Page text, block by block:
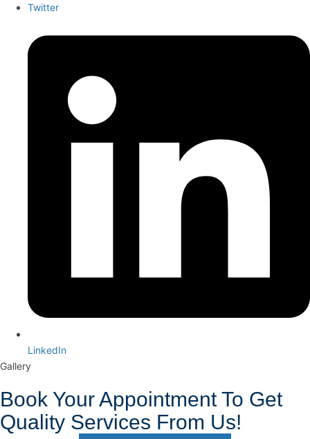
Twitter
LinkedIn
Gallery
Book Your Appointment To Get
Quality Services From Us!